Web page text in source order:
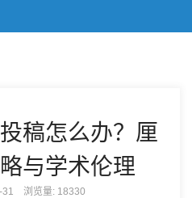
稿怎么办？厘
与学术伦理
31 浏览量: 18330